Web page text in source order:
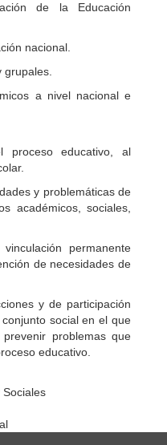
de la Educación
nacional.
grupales.
a nivel nacional e
proceso educativo, al
y problemáticas de
académicos, sociales,
permanente
de necesidades de
y de participación
social en el que
problemas que
educativo.
Sociales